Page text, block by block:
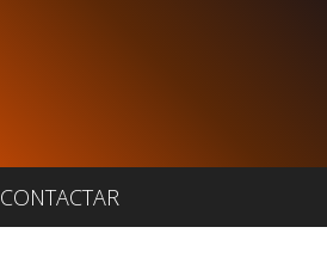
CONTACTAR